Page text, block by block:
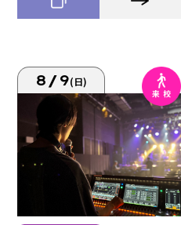
8/9(日)